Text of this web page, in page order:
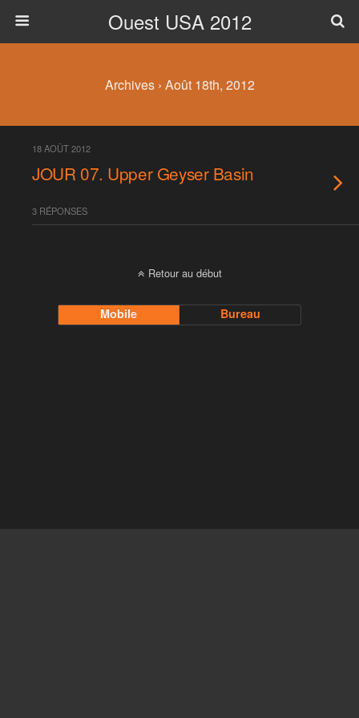
Ouest USA 2012
Archives › Août 18th, 2012
18 AOÛT 2012
JOUR 07. Upper Geyser Basin
3 RÉPONSES
Retour au début
Mobile Bureau